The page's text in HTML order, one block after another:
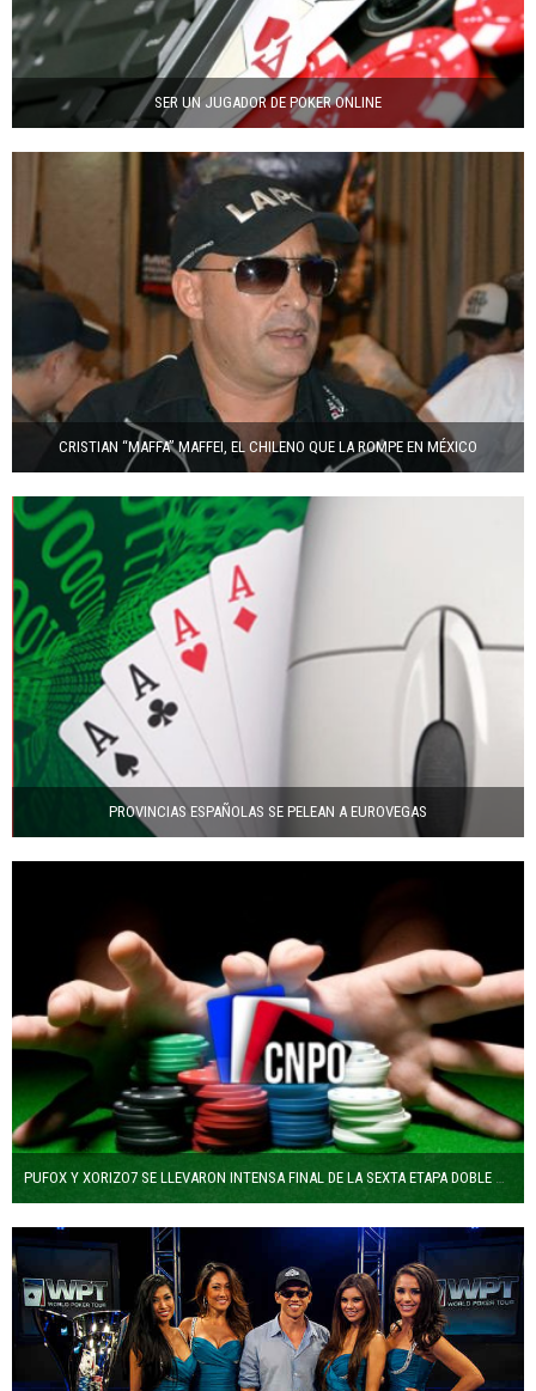
SER UN JUGADOR DE POKER ONLINE
CRISTIAN “MAFFA” MAFFEI, EL CHILENO QUE LA ROMPE EN MÉXICO
PROVINCIAS ESPAÑOLAS SE PELEAN A EUROVEGAS